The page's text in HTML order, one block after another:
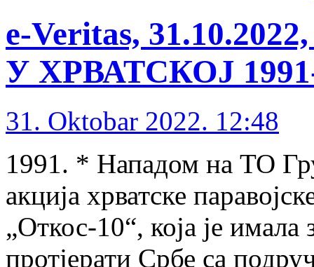
e-Veritas,
У ХРВАТСКОЈ 1991-
31. Oktobar 2022. 12:48
1991. * Нападом на ТО
акција хрватске
„Откос-10“, која је
протјерати Србе са